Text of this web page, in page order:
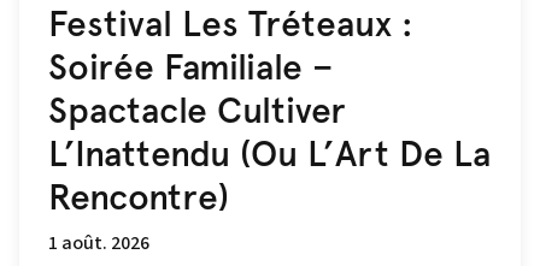
Festival Les Tréteaux :
Soirée Familiale –
Spactacle Cultiver
L’Inattendu (Ou L’Art De La
Rencontre)
1 août. 2026